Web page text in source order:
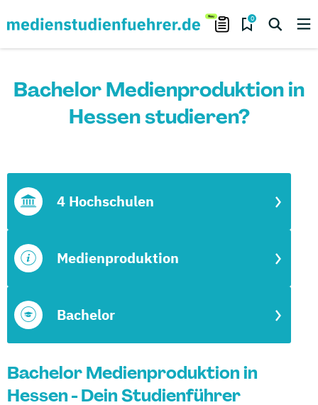
0
Bachelor Medienproduktion in
Hessen studieren?
Bachelor
Medienproduktion
4 Hochschulen
Bachelor Medienproduktion in
Hessen - Dein Studienführer